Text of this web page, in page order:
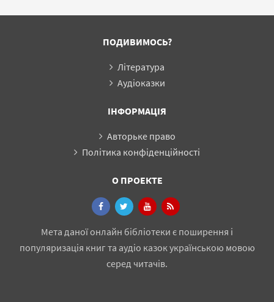
ПОДИВИМОСЬ?
Література
Аудіоказки
ІНФОРМАЦІЯ
Авторьке право
Політика конфіденційності
О ПРОЕКТЕ
Мета даної онлайн бібліотеки є поширення і
популяризація книг та аудіо казок українською мовою
серед читачів.